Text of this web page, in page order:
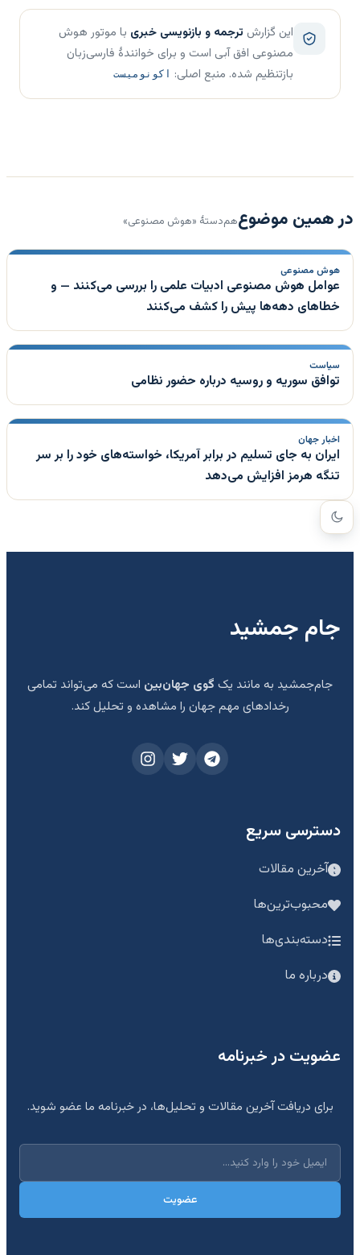
این گزارش ترجمه و بازنویسی خبری با موتور هوش
مصنوعی افق آبی است و برای خوانندهٔ فارسی‌زبان
بازتنظیم شده. منبع اصلی: اکونومیست
در همین موضوعهم‌دستهٔ «هوش مصنوعی»
هوش مصنوعی
عوامل هوش مصنوعی ادبیات علمی را بررسی می‌کنند — و
خطاهای دهه‌ها پیش را کشف می‌کنند
سیاست
توافق سوریه و روسیه درباره حضور نظامی
اخبار جهان
ایران به جای تسلیم در برابر آمریکا، خواسته‌های خود را بر سر
تنگه هرمز افزایش می‌دهد
جام جمشید
جام‌جمشید به مانند یک گوی جهان‌بین است که می‌تواند تمامی
رخدادهای مهم جهان را مشاهده و تحلیل کند.
دسترسی سریع
آخرین مقالات
محبوب‌ترین‌ها
دسته‌بندی‌ها
درباره ما
عضویت در خبرنامه
برای دریافت آخرین مقالات و تحلیل‌ها، در خبرنامه ما عضو شوید.
عضویت